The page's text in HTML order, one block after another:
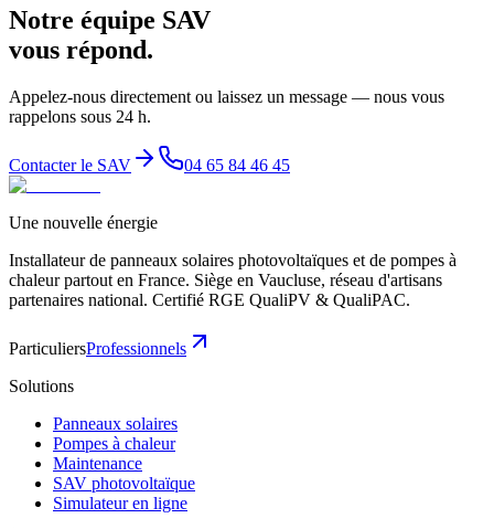
Notre équipe SAV
vous répond.
Appelez-nous directement ou laissez un message — nous vous
rappelons sous 24 h.
Contacter le SAV 04 65 84 46 45
Une nouvelle énergie
Installateur de panneaux solaires photovoltaïques et de pompes à
chaleur partout en France. Siège en Vaucluse, réseau d'artisans
partenaires national. Certifié RGE QualiPV & QualiPAC.
ParticuliersProfessionnels
Solutions
Panneaux solaires
Pompes à chaleur
Maintenance
SAV photovoltaïque
Simulateur en ligne